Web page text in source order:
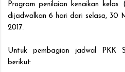
Program penilaian kenaikan
dijadwalkan 6 hari dari selasa, 30
2017.
Untuk pembagian jadwal PKK
berikut: